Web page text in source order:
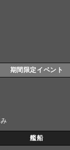
期間限定イベント
艦船